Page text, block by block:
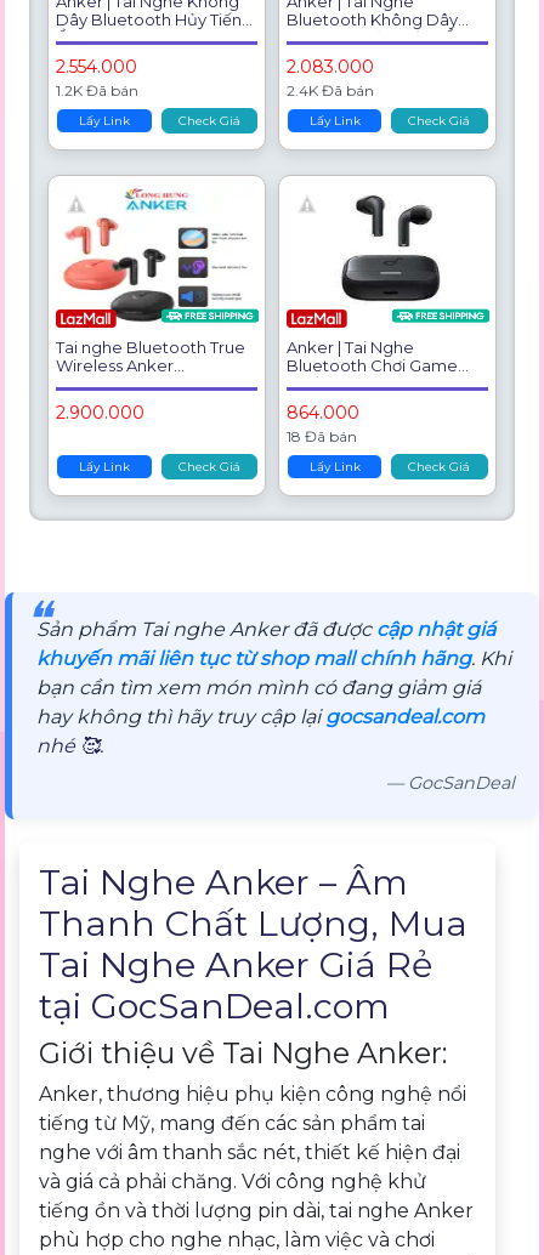
Dây Bluetooth Hủy Tiếng
Ồn
2.554.000
1.2K Đã bán
Lấy Link Check Giá
Bluetooth Không Dây
Trong Tai Hủy Tiếng Ồn
Chủ Động
2.083.000
2.4K Đã bán
Lấy Link Check Giá
Tai nghe Bluetooth True
Wireless Anker
Soundcore Life P3 A3939
- Hàng chính hãng - Tăng
cường âm BassUP, 6
2.900.000
Lấy Link Check Giá
Anker | Tai Nghe
Bluetooth Chơi Game
Chống Nước Dung Lượng
Pin Lâu
864.000
18 Đã bán
Lấy Link Check Giá
❝
Sản phẩm Tai nghe Anker đã được cập nhật giá
khuyến mãi liên tục từ shop mall chính hãng. Khi
bạn cần tìm xem món mình có đang giảm giá
hay không thì hãy truy cập lạigocsandeal.com
nhé 🥰.
— GocSanDeal
Tai Nghe Anker – Âm
Thanh Chất Lượng, Mua
Tai Nghe Anker Giá Rẻ
tại GocSanDeal.com
Giới thiệu về Tai Nghe Anker:
Anker, thương hiệu phụ kiện công nghệ nổi
tiếng từ Mỹ, mang đến các sản phẩm tai
nghe với âm thanh sắc nét, thiết kế hiện đại
và giá cả phải chăng. Với công nghệ khử
tiếng ồn và thời lượng pin dài, tai nghe Anker
phù hợp cho nghe nhạc, làm việc và chơi